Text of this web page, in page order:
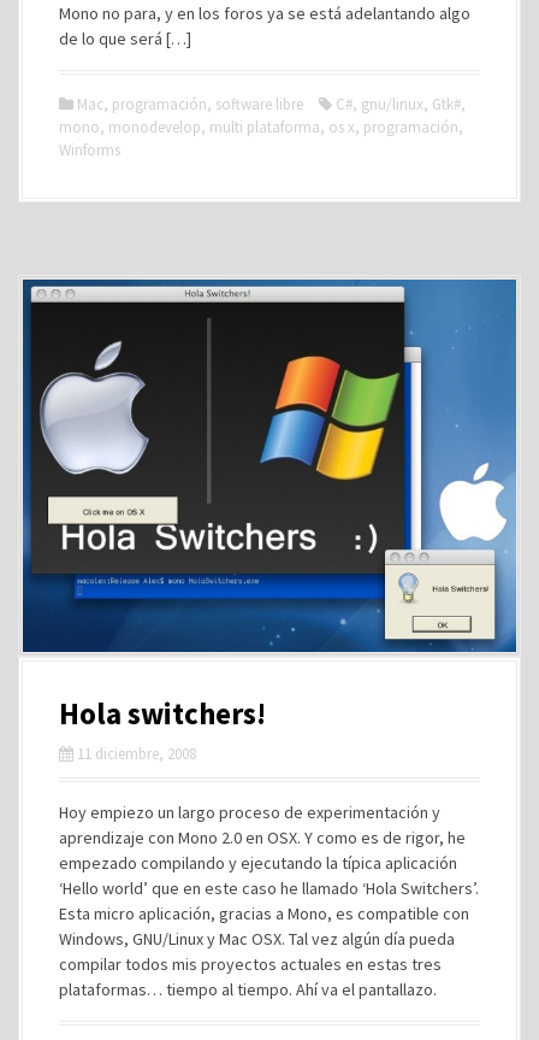
Mono no para, y en los foros ya se está adelantando algo
de lo que será […]
Mac, programación, software libre C#, gnu/linux, Gtk#,
mono, monodevelop, multi plataforma, os x, programación,
Winforms
Hola switchers!
11 diciembre, 2008
Hoy empiezo un largo proceso de experimentación y
aprendizaje con Mono 2.0 en OSX. Y como es de rigor, he
empezado compilando y ejecutando la típica aplicación
‘Hello world’ que en este caso he llamado ‘Hola Switchers’.
Esta micro aplicación, gracias a Mono, es compatible con
Windows, GNU/Linux y Mac OSX. Tal vez algún día pueda
compilar todos mis proyectos actuales en estas tres
plataformas… tiempo al tiempo. Ahí va el pantallazo.